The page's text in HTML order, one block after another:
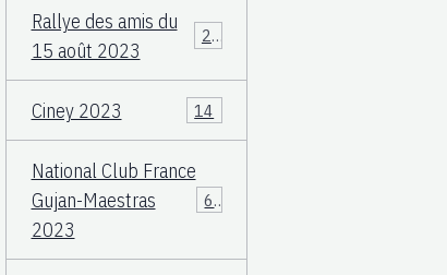
Rallye des amis du
15 août 2023
25
Ciney 2023 14
National Club France
Gujan-Maestras
2023
64